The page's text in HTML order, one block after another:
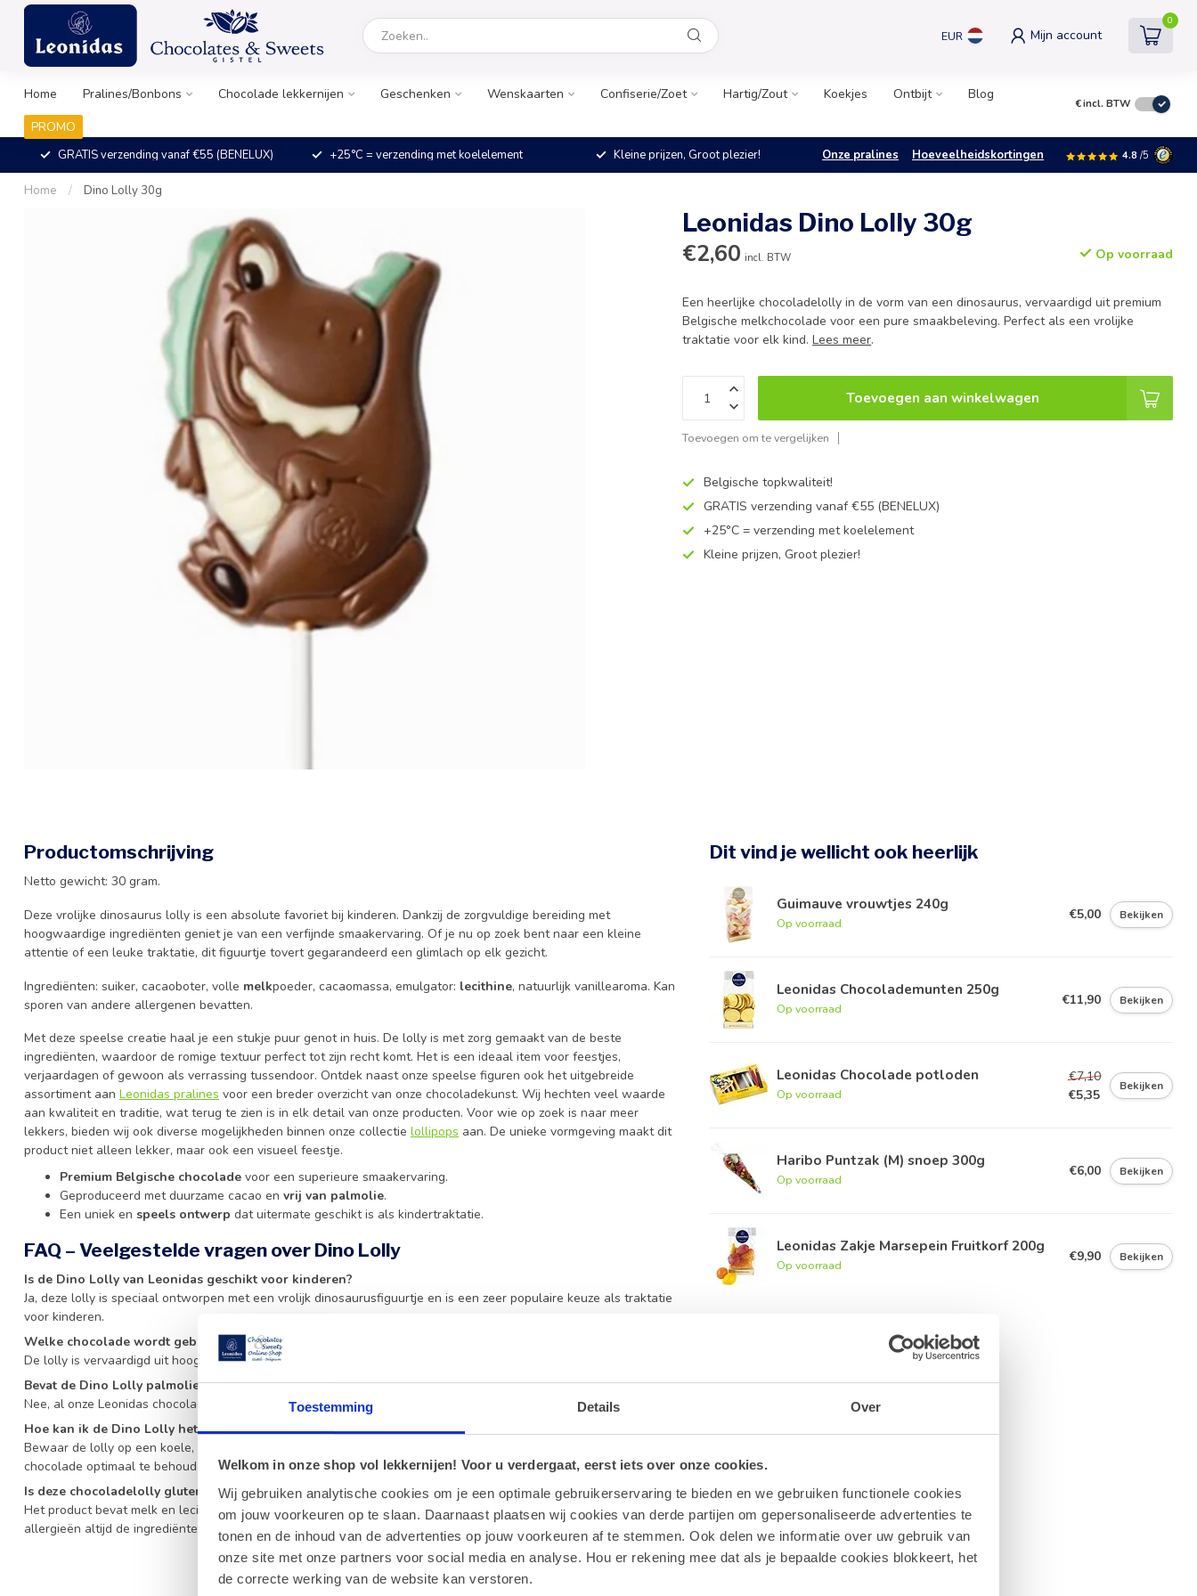
Toestemming Details Over
Welkom in onze shop vol lekkernijen! Voor u verdergaat, eerst iets over onze cookies.
Wij gebruiken analytische cookies om je een optimale gebruikerservaring te bieden en we gebruiken functionele cookies
om jouw voorkeuren op te slaan. Daarnaast plaatsen wij cookies van derde partijen om gepersonaliseerde advertenties te
tonen en de inhoud van de advertenties op jouw voorkeuren af te stemmen. Ook delen we informatie over uw gebruik van
onze site met onze partners voor social media en analyse. Hou er rekening mee dat als je bepaalde cookies blokkeert, het
de correcte werking van de website kan verstoren.
EUR Mijn account
0
Home Pralines/Bonbons Chocolade lekkernijen Geschenken Wenskaarten Confiserie/Zoet Hartig/Zout Koekjes Ontbijt
Blog
PROMO
€incl. BTW
GRATIS verzending vanaf €55 (BENELUX) +25°C = verzending met koelelement Kleine prijzen, Groot plezier! Onze pralines Hoeveelheidskortingen 4.8 /5
Home / Dino Lolly 30g
Leonidas Dino Lolly 30g
€2,60 incl. BTW Op voorraad
Een heerlijke chocoladelolly in de vorm van een dinosaurus, vervaardigd uit premium
Belgische melkchocolade voor een pure smaakbeleving. Perfect als een vrolijke
traktatie voor elk kind.Lees meer.
Toevoegen aan winkelwagen
Toevoegen om te vergelijken
Belgische topkwaliteit!
GRATIS verzending vanaf €55 (BENELUX)
+25°C = verzending met koelelement
Kleine prijzen, Groot plezier!
Productomschrijving
Netto gewicht: 30 gram.
Deze vrolijke dinosaurus lolly is een absolute favoriet bij kinderen. Dankzij de zorgvuldige bereiding met
hoogwaardige ingrediënten geniet je van een verfijnde smaakervaring. Of je nu op zoek bent naar een kleine
attentie of een leuke traktatie, dit figuurtje tovert gegarandeerd een glimlach op elk gezicht.
Ingrediënten: suiker, cacaoboter, volle melkpoeder, cacaomassa, emulgator: lecithine, natuurlijk vanillearoma. Kan
sporen van andere allergenen bevatten.
Met deze speelse creatie haal je een stukje puur genot in huis. De lolly is met zorg gemaakt van de beste
ingrediënten, waardoor de romige textuur perfect tot zijn recht komt. Het is een ideaal item voor feestjes,
verjaardagen of gewoon als verrassing tussendoor. Ontdek naast onze speelse figuren ook het uitgebreide
assortiment aan Leonidas pralines voor een breder overzicht van onze chocoladekunst. Wij hechten veel waarde
aan kwaliteit en traditie, wat terug te zien is in elk detail van onze producten. Voor wie op zoek is naar meer
lekkers, bieden wij ook diverse mogelijkheden binnen onze collectie lollipops aan. De unieke vormgeving maakt dit
product niet alleen lekker, maar ook een visueel feestje.
Premium Belgische chocolade voor een superieure smaakervaring.
Geproduceerd met duurzame cacao en vrij van palmolie.
Een uniek en speels ontwerp dat uitermate geschikt is als kindertraktatie.
FAQ – Veelgestelde vragen over Dino Lolly
Is de Dino Lolly van Leonidas geschikt voor kinderen?
Ja, deze lolly is speciaal ontworpen met een vrolijk dinosaurusfiguurtje en is een zeer populaire keuze als traktatie
voor kinderen.
Welke chocolade wordt gebruikt voor de Dino Lolly?
De lolly is vervaardigd uit hoogwaardige Belgische melkchocolade, bekend om zijn romige en rijke smaak.
Bevat de Dino Lolly palmolie?
Nee, al onze Leonidas chocoladeproducten zijn volledig vrij van palmolie.
Hoe kan ik de Dino Lolly het beste bewaren?
Bewaar de lolly op een koele, droge plaats uit de buurt van direct zonlicht om de kwaliteit en textuur van de
chocolade optimaal te behouden.
Is deze chocoladelolly glutenvrij?
Het product bevat melk en lecithine, maar kan sporen van andere allergenen bevatten. Raadpleeg bij strikte
allergieën altijd de ingrediëntenlijst op de verpakking.
Dit vind je wellicht ook heerlijk
Guimauve vrouwtjes 240g
Op voorraad
€5,00 Bekijken
Leonidas Chocolademunten 250g
Op voorraad
€11,90 Bekijken
Leonidas Chocolade potloden
Op voorraad
€7,10
€5,35
Bekijken
Haribo Puntzak (M) snoep 300g
Op voorraad
€6,00 Bekijken
Leonidas Zakje Marsepein Fruitkorf 200g
Op voorraad
€9,90 Bekijken